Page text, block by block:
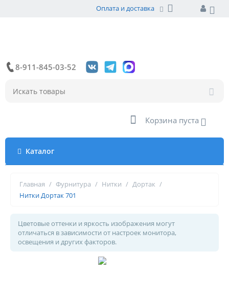
Оплата и доставка
8-911-845-03-52
Корзина пуста
Каталог
Главная / Фурнитура / Нитки / Дортак /
Нитки Дортак 701
Цветовые оттенки и яркость изображения могут
отличаться в зависимости от настроек монитора,
освещения и других факторов.